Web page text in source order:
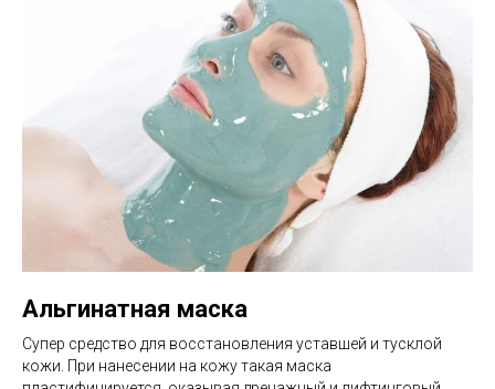
Альгинатная маска
Супер средство для восстановления уставшей и тусклой
кожи. При нанесении на кожу такая маска